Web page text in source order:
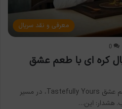
معرفی و نقد سریال
0
کره ای با طعم عشق
خلاصه و نقد سریال کره ای با طعم عشق Tastefully Yours، در مسیر
هشدار: این…